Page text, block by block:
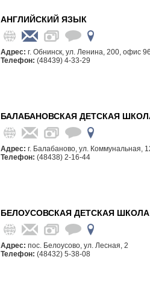
АНГЛИЙСКИЙ ЯЗЫК
Адрес: г. Обнинск, ул. Ленина, 200, офис
Телефон: (48439) 4-33-29
БАЛАБАНОВСКАЯ ДЕТСКАЯ
Адрес: г. Балабаново, ул. Коммунальная,
Телефон: (48438) 2-16-44
БЕЛОУСОВСКАЯ ДЕТСКАЯ
Адрес: пос. Белоусово, ул. Лесная, 2
Телефон: (48432) 5-38-08